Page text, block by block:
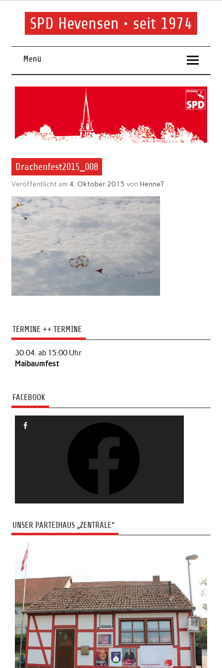
Skip
SPD Hevensen • seit 1974
Menü
Drachenfest2015_008
Veröffentlicht am 4. Oktober 2015 von HenneT
TERMINE ++ TERMINE
30.04. ab 15:00 Uhr
Maibaumfest
FACEBOOK
UNSER PARTEIHAUS „ZENTRALE“